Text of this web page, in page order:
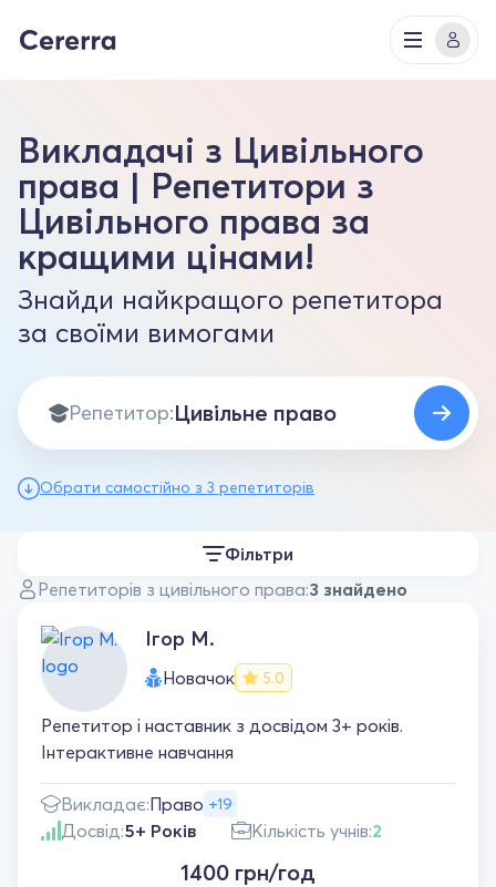
Викладачі з Цивільного
права | Репетитори з
Цивільного права за
кращими цінами!
Знайди найкращого репетитора
за своїми вимогами
Репетитор:
Обрати самостійно з 3 репетиторів
Репетиторів з цивільного права:3 знайдено
Фільтри
Ігор М.
Новачок 5.0
Репетитор і наставник з досвідом 3+ років.
Інтерактивне навчання
Викладає:Право +19
Досвід:5+ Років Кількість учнів:2
1400 грн/год